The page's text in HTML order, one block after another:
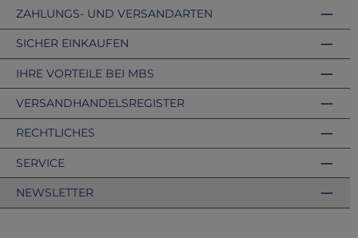
ZAHLUNGS- UND VERSANDARTEN
VERSANDHANDELSREGISTER
SICHER EINKAUFEN
IHRE VORTEILE BEI MBS
RECHTLICHES
SERVICE
NEWSLETTER